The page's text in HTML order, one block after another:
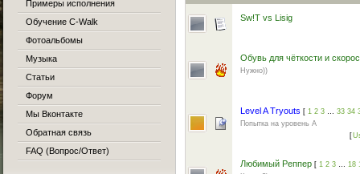
Sw!T vs Lisig
Обувь для чёткости и
Нужно))
Level A Tryouts [ 1 2 3 … 33 34
Попытка на уровень А
[
Любимый Реппер [ 1 2 3 … 18
Примеры исполнения
Обучение C-Walk
Фотоальбомы
Музыка
Статьи
Форум
Мы Вконтакте
Обратная связь
FAQ (Вопрос/Ответ)